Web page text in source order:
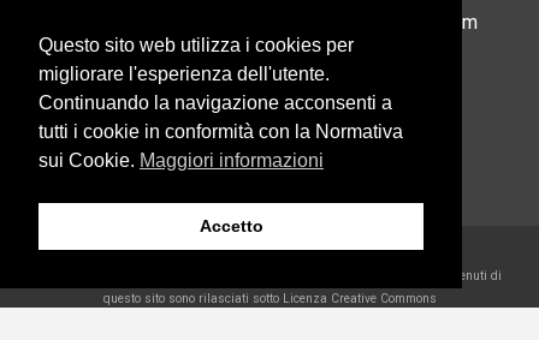
info@usprimiero.com
Vantaggi da Pubblica Amministrazione
Eccetto dove diversamente specificato, i contenuti di
questo sito sono rilasciati sotto Licenza Creative Commons
Questo sito web utilizza i cookies per
migliorare l'esperienza dell'utente.
Continuando la navigazione acconsenti a
tutti i cookie in conformità con la Normativa
sui Cookie. Maggiori informazioni
Accetto